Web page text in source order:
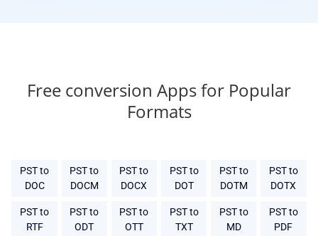
Free conversion Apps for Popular
Formats
PST to
DOC
PST to
DOCM
PST to
DOCX
PST to
DOT
PST to
DOTM
PST to
DOTX
PST to
RTF
PST to
ODT
PST to
OTT
PST to
TXT
PST to
MD
PST to
PDF